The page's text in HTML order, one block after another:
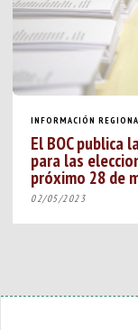
INFORMACIÓN
El BOC publica
para las
próximo 28 de
02/05/2023